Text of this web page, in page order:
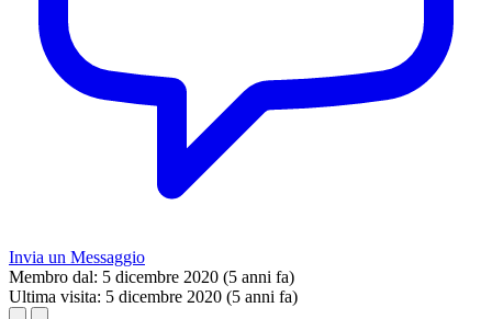
Invia un Messaggio
Membro dal: 5 dicembre 2020 (5 anni fa)
Ultima visita: 5 dicembre 2020 (5 anni fa)